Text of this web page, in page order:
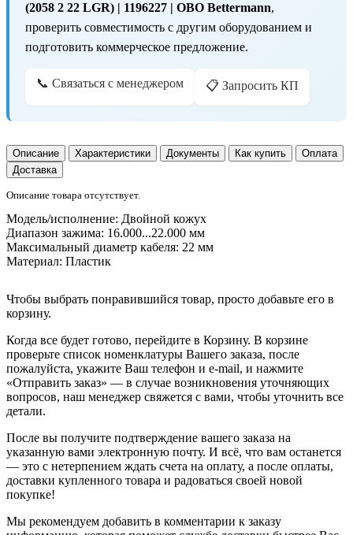
(2058 2 22 LGR) | 1196227 | OBO Bettermann,
проверить совместимость с другим оборудованием и
подготовить коммерческое предложение.
📞 Связаться с менеджером 📋 Запросить КП
Описание Характеристики Документы Как купить
Оплата
Доставка
Описание товара отсутствует.
Модель/исполнение: Двойной кожух
Диапазон зажима: 16.000...22.000 мм
Максимальный диаметр кабеля: 22 мм
Материал: Пластик
Чтобы выбрать понравившийся товар, просто добавьте его в
корзину.
Когда все будет готово, перейдите в Корзину. В корзине
проверьте список номенклатуры Вашего заказа, после
пожалуйста, укажите Ваш телефон и e-mail, и нажмите
«Отправить заказ» — в случае возникновения уточняющих
вопросов, наш менеджер свяжется с вами, чтобы уточнить все
детали.
После вы получите подтверждение вашего заказа на
указанную вами электронную почту. И всё, что вам останется
— это с нетерпением ждать счета на оплату, а после оплаты,
доставки купленного товара и радоваться своей новой
покупке!
Мы рекомендуем добавить в комментарии к заказу